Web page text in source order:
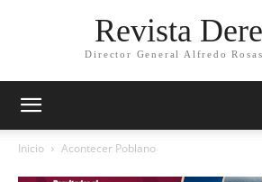
Revista
Director General Alfredo
Inicio Acontecer Poblano